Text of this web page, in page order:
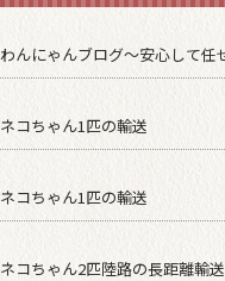
ネコちゃん1匹の輸送
ネコちゃん1匹の輸送
ネコちゃん2匹陸路の長距離輸送